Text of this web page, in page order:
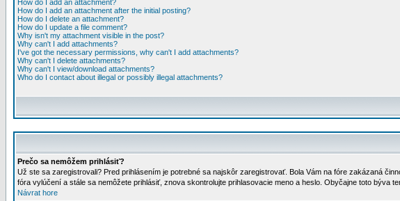
How do I add an attachment?
How do I add an attachment after the initial posting?
How do I delete an attachment?
How do I update a file comment?
Why isn't my attachment visible in the post?
Why can't I add attachments?
I've got the necessary permissions, why can't I add attachments?
Why can't I delete attachments?
Why can't I view/download attachments?
Who do I contact about illegal or possibly illegal attachments?
Prečo sa nemôžem prihlásiť?
Už ste sa zaregistrovali? Pred prihlásením je potrebné sa najskôr zaregistrovať. Bola Vám na fóre zakázaná
fóra vylúčení a stále sa nemôžete prihlásiť, znova skontrolujte prihlasovacie meno a heslo. Obyčajne toto býva
Návrat hore